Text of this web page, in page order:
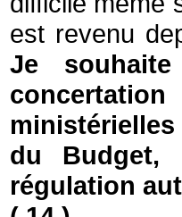
est revenu
Je
du
régulation